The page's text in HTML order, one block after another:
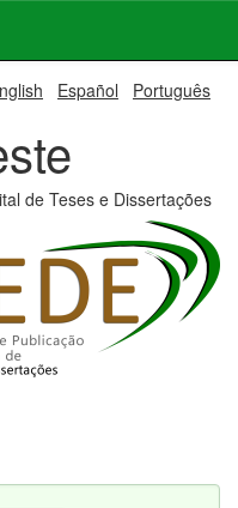
Español Português
de Teses e Dissertações